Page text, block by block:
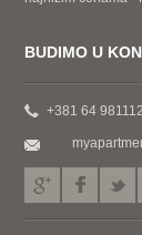
BUDIMO U
+381 64